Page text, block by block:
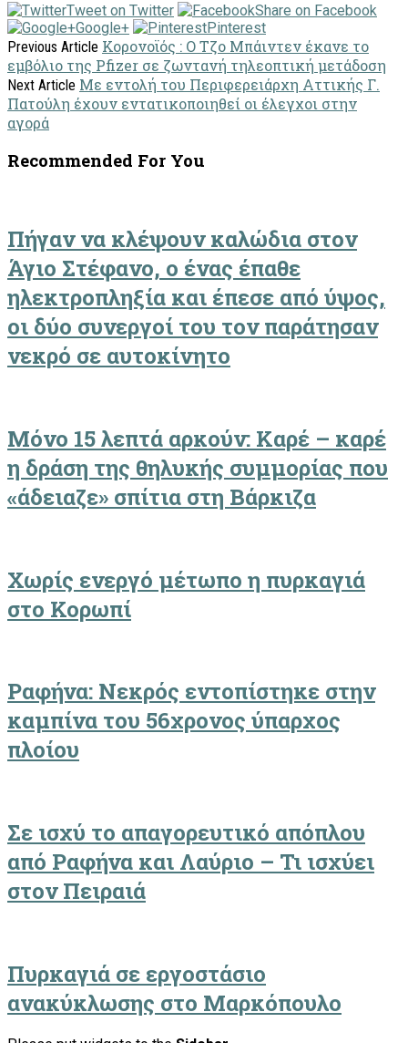
Tweet on Twitter
Share on Facebook
Google+
Pinterest
Previous Article Κορονoϊός : Ο Τζο Μπάιντεν έκανε το
εμβόλιο της Pfizer σε ζωντανή τηλεοπτική μετάδοση
Next Article Με εντολή του Περιφερειάρχη Αττικής Γ.
Πατούλη έχουν εντατικοποιηθεί οι έλεγχοι στην
αγορά
Recommended For You
Πήγαν να κλέψουν καλώδια στον
Άγιο Στέφανο, ο ένας έπαθε
ηλεκτροπληξία και έπεσε από ύψος,
οι δύο συνεργοί του τον παράτησαν
νεκρό σε αυτοκίνητο
Μόνο 15 λεπτά αρκούν: Καρέ – καρέ
η δράση της θηλυκής συμμορίας που
«άδειαζε» σπίτια στη Βάρκιζα
Χωρίς ενεργό μέτωπο η πυρκαγιά
στο Κορωπί
Ραφήνα: Νεκρός εντοπίστηκε στην
καμπίνα του 56χρονος ύπαρχος
πλοίου
Σε ισχύ το απαγορευτικό απόπλου
από Ραφήνα και Λαύριο – Τι ισχύει
στον Πειραιά
Πυρκαγιά σε εργοστάσιο
ανακύκλωσης στο Μαρκόπουλο